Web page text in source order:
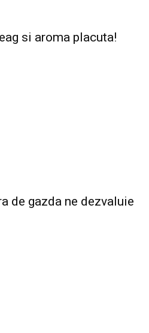
si aroma placuta!
de gazda ne dezvaluie